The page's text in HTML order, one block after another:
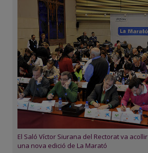
El Saló Víctor Siurana del Rectorat va acollir
una nova edició de La Marató